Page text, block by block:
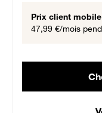
Prix client mobile
47,99 €/mois